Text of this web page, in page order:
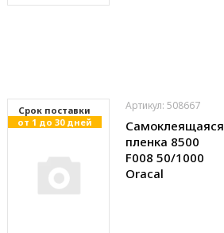
Cрок поставки
от 1 до 30 дней
Артикул: 508667
Самоклеящаяся
пленка 8500
F008 50/1000
Oracal